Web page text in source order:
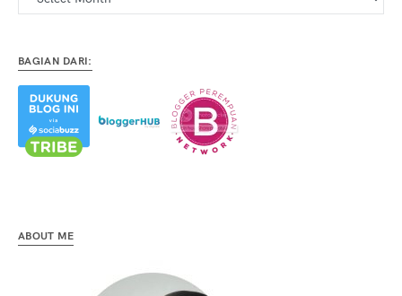
BAGIAN DARI:
ABOUT ME